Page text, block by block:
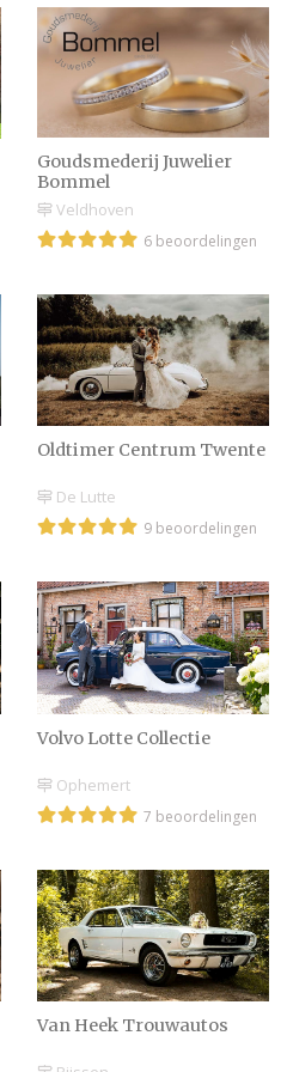
Goudsmederij Juwelier
Bommel
Veldhoven
6 beoordelingen
Oldtimer Centrum Twente
De Lutte
9 beoordelingen
Volvo Lotte Collectie
Ophemert
7 beoordelingen
Van Heek Trouwautos
voor- en nadelen van
klassieker als
trouwauto huren: ga
sportief of
limo huren op
vervoer op je
doen!
trouwauto’s met
kleurtje!
time tijdens de
sportieve trouwauto
& rijden!